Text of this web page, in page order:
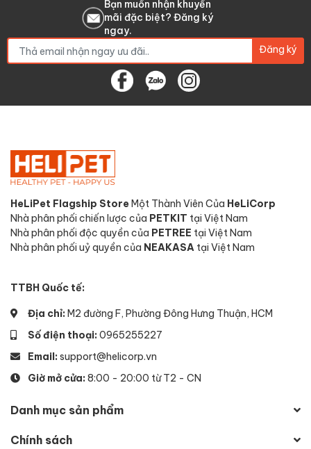
Bạn muốn nhận khuyến
mãi đặc biệt? Đăng ký
ngay.
Đăng ký
HeLiPet Flagship StoreMột Thành Viên Của HeLiCorp
Nhà phân phối chiến lược của PETKIT tại Việt Nam
Nhà phân phối độc quyền của PETREE tại Việt Nam
Nhà phân phối uỷ quyền của NEAKASA tại Việt Nam
TTBH Quốc tế:
Địa chỉ: M2 đường F, Phường Đông Hưng Thuận, HCM
Số điện thoại: 0965255227
Email: support@helicorp.vn
Giờ mở cửa: 8:00 - 20:00 từ T2 - CN
Danh mục sản phẩm
Chính sách